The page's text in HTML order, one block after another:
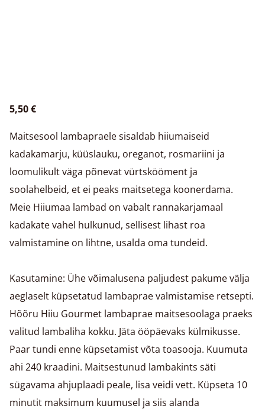
5,50 €
Maitsesool lambapraele sisaldab hiiumaiseid
kadakamarju, küüslauku, oreganot, rosmariini ja
loomulikult väga põnevat vürtskööment ja
soolahelbeid, et ei peaks maitsetega koonerdama.
Meie Hiiumaa lambad on vabalt rannakarjamaal
kadakate vahel hulkunud, sellisest lihast roa
valmistamine on lihtne, usalda oma tundeid.
Kasutamine: Ühe võimalusena paljudest pakume välja
aeglaselt küpsetatud lambaprae valmistamise retsepti.
Hõõru Hiiu Gourmet lambaprae maitsesoolaga praeks
valitud lambaliha kokku. Jäta ööpäevaks külmikusse.
Paar tundi enne küpsetamist võta toasooja. Kuumuta
ahi 240 kraadini. Maitsestunud lambakints säti
sügavama ahjuplaadi peale, lisa veidi vett. Küpseta 10
minutit maksimum kuumusel ja siis alanda